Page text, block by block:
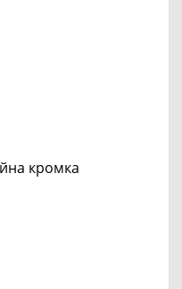
кромка